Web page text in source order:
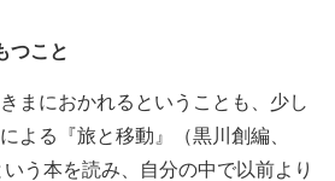
つこと
まにおかれるということも、少し
よる『旅と移動』（黒川創編、
う本を読み、自分の中で以前より